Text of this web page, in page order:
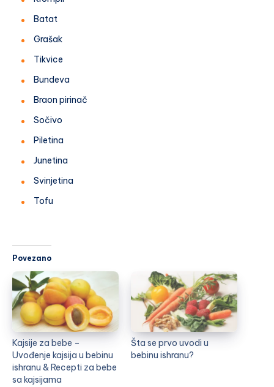
Batat
Grašak
Tikvice
Bundeva
Braon pirinač
Sočivo
Piletina
Junetina
Svinjetina
Tofu
Povezano
Kajsije za bebe –
Uvođenje kajsija u bebinu
ishranu & Recepti za bebe
sa kajsijama
Šta se prvo uvodi u
bebinu ishranu?